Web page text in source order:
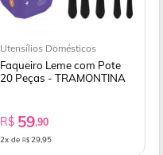
Utensílios Domésticos
Faqueiro Leme com Pote
20 Peças - TRAMONTINA
R$ 59,90
2x de R$ 29,95